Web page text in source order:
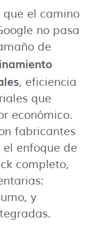
el camino
no pasa
de
, eficiencia
que
económico.
fabricantes
enfoque de
completo,
y